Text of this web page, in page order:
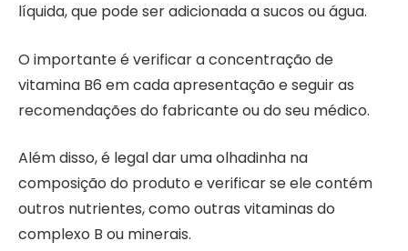
líquida, que pode ser adicionada a sucos ou água.
O importante é verificar a concentração de
vitamina B6 em cada apresentação e seguir as
recomendações do fabricante ou do seu médico.
Além disso, é legal dar uma olhadinha na
composição do produto e verificar se ele contém
outros nutrientes, como outras vitaminas do
complexo B ou minerais.